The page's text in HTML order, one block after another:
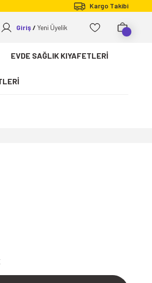
Kargo Takibi
Giriş Yeni Üyelik
EVDE SAĞLIK KIYAFETLERİ